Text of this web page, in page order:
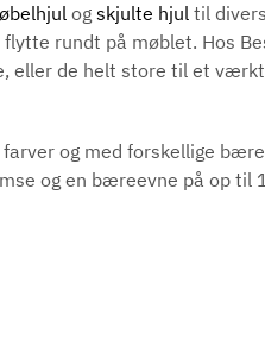
og skjulte hjultil
rundt på møblet. Hos
eller de helt store til et
og med forskellige
og en bæreevne på op